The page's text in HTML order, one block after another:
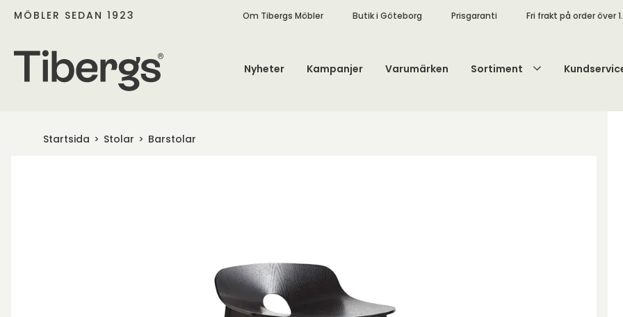
MÖBLER SEDAN 1923 Om Tibergs Möbler Butik i Göteborg Prisgaranti Fri frakt på order över
Nyheter Kampanjer Varumärken Sortiment
Startsida Stolar Barstolar